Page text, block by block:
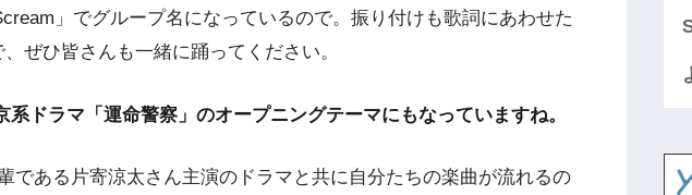
」でグループ名になっているので。振り付けも歌詞にあわせた
ぜひ皆さんも一緒に踊ってください。
系ドラマ「運命警察」のオープニングテーマにもなっていますね。
である片寄涼太さん主演のドラマと共に自分たちの楽曲が流れるの